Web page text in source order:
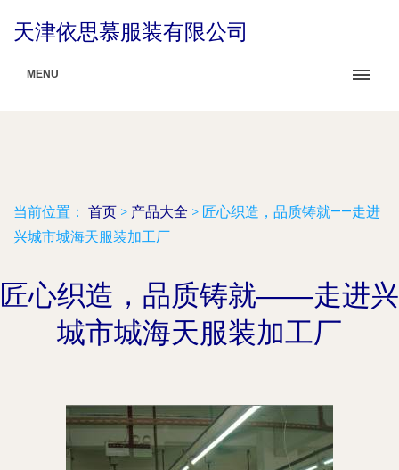
天津依思慕服装有限公司
MENU
当前位置： 首页 > 产品大全 > 匠心织造，品质铸就——走进
兴城市城海天服装加工厂
匠心织造，品质铸就——走进兴
城市城海天服装加工厂